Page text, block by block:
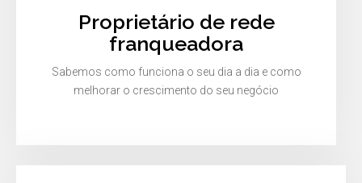
Proprietário de rede
franqueadora
Sabemos como funciona o seu dia a dia e como
melhorar o crescimento do seu negócio